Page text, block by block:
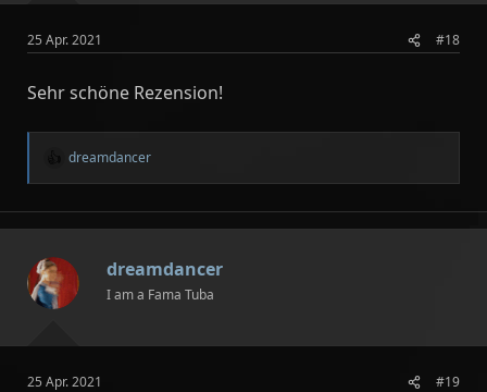
25 Apr. 2021 #18
Sehr schöne Rezension!
R
e
k
t
o
n
e
dreamdancer
dreamdancer
I am a Fama Tuba
25 Apr. 2021 #19